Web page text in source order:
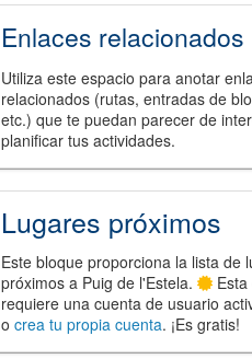
Enlaces relacionados
Utiliza este espacio para anotar
relacionados (rutas, entradas de
etc.) que te puedan parecer de
planificar tus actividades.
Lugares próximos
Este bloque proporciona la lista de
próximos a Puig de l'Estela.
requiere una cuenta de usuario
ocrea tu propia cuenta. ¡Es gratis!